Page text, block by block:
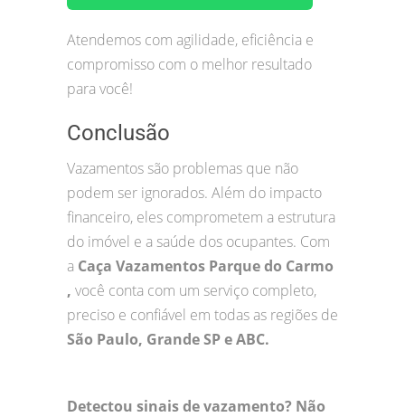
Atendemos com agilidade, eficiência e
compromisso com o melhor resultado
para você!
Conclusão
Vazamentos são problemas que não
podem ser ignorados. Além do impacto
financeiro, eles comprometem a estrutura
do imóvel e a saúde dos ocupantes. Com
a Caça Vazamentos Parque do Carmo
, você conta com um serviço completo,
preciso e confiável em todas as regiões de
São Paulo, Grande SP e ABC.
Detectou sinais de vazamento? Não